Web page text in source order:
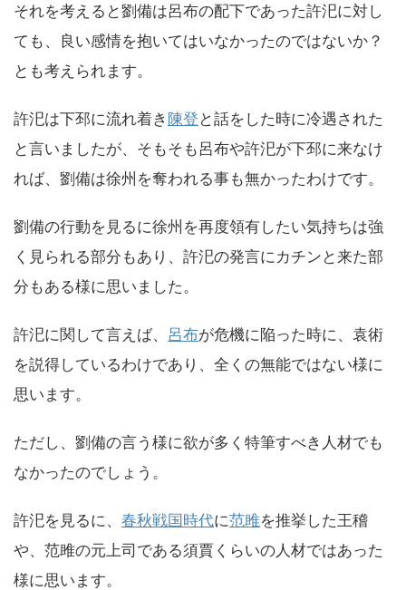
それを考えると劉備は呂布の配下であった許汜に対し
ても、良い感情を抱いてはいなかったのではないか？
とも考えられます。
許汜は下邳に流れ着き 陳登 と話をした時に冷遇された
と言いましたが、そもそも呂布や許汜が下邳に来なけ
れば、劉備は徐州を奪われる事も無かったわけです。
劉備の行動を見るに徐州を再度領有したい気持ちは強
く見られる部分もあり、許汜の発言にカチンと来た部
分もある様に思いました。
許汜に関して言えば、 呂布が危機に陥った時に、袁術
を説得しているわけであり、全くの無能ではない様に
思います。
ただし、劉備の言う様に欲が多く特筆すべき人材でも
なかったのでしょう。
許汜を見るに、 春秋戦国時代に范雎を推挙した王稽
や、范雎の元上司である須賈くらいの人材ではあった
様に思います。